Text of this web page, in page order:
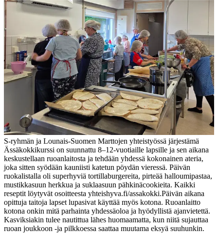
S-ryhmän ja Lounais-Suomen Marttojen yhteistyössä järjestämä
Ässäkokkikurssi on suunnattu 8–12-vuotiaille lapsille ja sen aikana
keskustellaan ruoanlaitosta ja tehdään yhdessä kokonainen ateria,
joka sitten syödään kauniisti katetun pöydän vieressä. Päivän
ruokalistalla oli superhyviä tortillaburgereita, pirteää halloumipastaa,
mustikkasuun herkkua ja suklaasuun pähkinäcookieita. Kaikki
reseptit löytyvät osoitteesta yhteishyva.fi/assakokki.Päivän aikana
opittuja taitoja lapset lupasivat käyttää myös kotona. Ruoanlaitto
kotona onkin mitä parhainta yhdessäoloa ja hyödyllistä ajanvietettä.
Kasviksiakin tulee nautittua lähes huomaamatta, kun niitä sujauttaa
ruoan joukkoon -ja pilkkoessa saattaa muutama eksyä suuhunkin.